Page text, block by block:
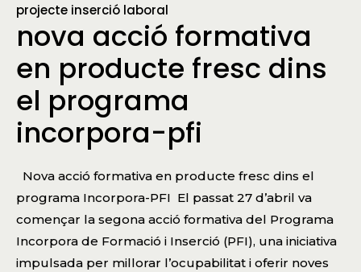
projecte inserció laboral
nova acció formativa
en producte fresc dins
el programa
incorpora-pfi
Nova acció formativa en producte fresc dins el
programa Incorpora-PFI El passat 27 d’abril va
començar la segona acció formativa del Programa
Incorpora de Formació i Inserció (PFI), una iniciativa
impulsada per millorar l’ocupabilitat i oferir noves